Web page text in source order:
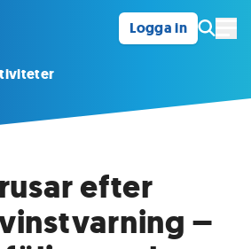
Logga in
efter
–